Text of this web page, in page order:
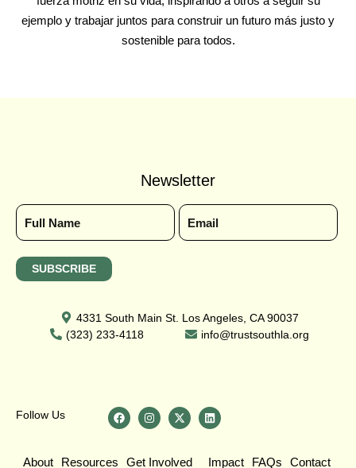
ejemplo y trabajar juntos para construir un futuro más justo y
sostenible para todos.
Newsletter
4331 South Main St. Los Angeles, CA 90037
(323) 233-4118
info@trustsouthla.org
Follow Us
About Resources Get Involved Impact FAQs Contact